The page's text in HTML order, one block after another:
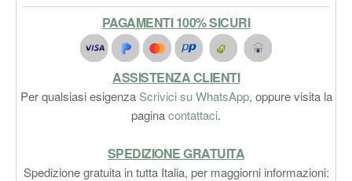
PAGAMENTI 100% SICURI
ASSISTENZA CLIENTI
Per qualsiasi esigenzaScrivici su WhatsApp, oppure visita la
paginacontattaci.
SPEDIZIONE GRATUITA
Spedizione gratuita in tutta Italia, per maggiorni informazioni: